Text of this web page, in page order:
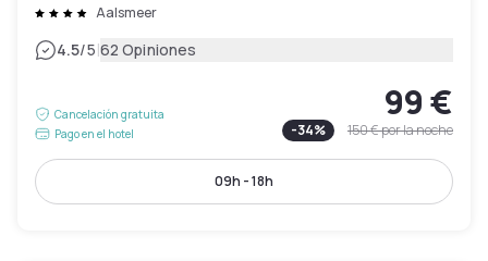
Aalsmeer
4.5/5|62 Opiniones
Cancelación gratuita
Pago en el hotel
99 €
-34% 150 €por la noche
09h - 18h